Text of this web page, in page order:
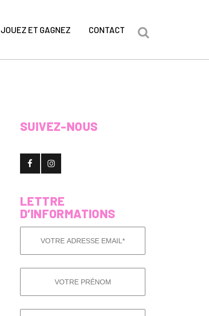
JOUEZ ET GAGNEZ CONTACT
SUIVEZ-NOUS
LETTRE
D’INFORMATIONS